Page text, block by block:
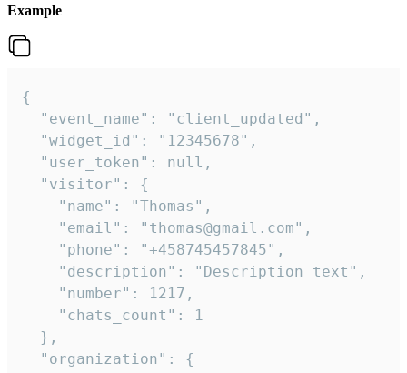
Example
{
  "event_name": "client_updated",
  "widget_id": "12345678",
  "user_token": null,
  "visitor": {
    "name": "Thomas",
    "email": "thomas@gmail.com",
    "phone": "+458745457845",
    "description": "Description text",
    "number": 1217,
    "chats_count": 1
  },
  "organization": {